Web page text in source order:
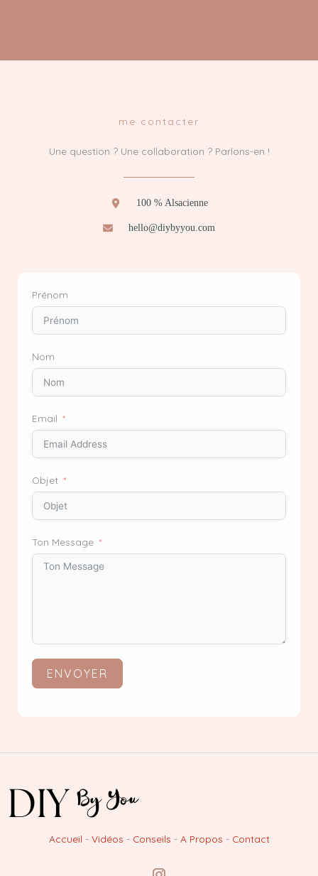
me contacter
Une question ? Une collaboration ? Parlons-en !
100 % Alsacienne
hello@diybyyou.com
Prénom
Nom
Email
Objet
Ton Message
ENVOYER
Accueil - Vidéos - Conseils - A Propos - Contact